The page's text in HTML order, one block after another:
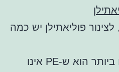
פוליאתילן יש כמה
אחד החסרונות הגדולים ביותר הוא ש-PE אינו